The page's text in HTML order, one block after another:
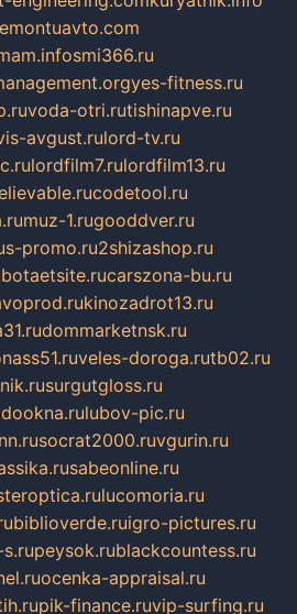
smi366.ru
yes-fitness.ru
voda-otri.rutishinapve.ru
avgust.rulord-tv.ru
lordfilm7.rulordfilm13.ru
codetool.ru
muz-1.rugooddver.ru
promo.ru2shizashop.ru
carszona-bu.ru
kinozadrot13.ru
dommarketnsk.ru
veles-doroga.rutb02.ru
surgutgloss.ru
lubov-pic.ru
socrat2000.ruvgurin.ru
sabeonline.ru
lucomoria.ru
biblioverde.ruigro-pictures.ru
peysok.rublackcountess.ru
ocenka-appraisal.ru
pik-finance.ruvip-surfing.ru